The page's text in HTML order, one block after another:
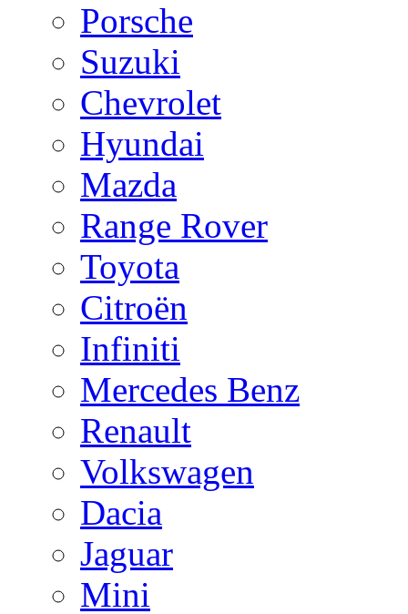
Porsche
Suzuki
Chevrolet
Hyundai
Mazda
Range Rover
Toyota
Citroën
Infiniti
Mercedes Benz
Renault
Volkswagen
Dacia
Jaguar
Mini